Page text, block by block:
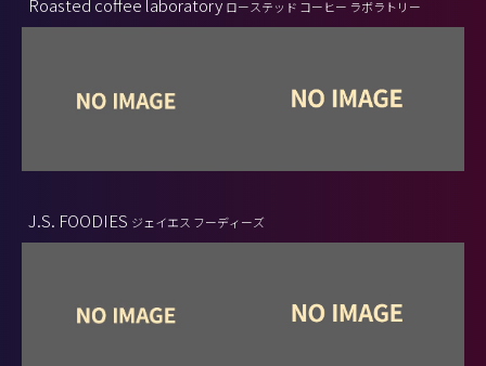
Roasted coffee laboratory ローステッド コーヒー ラボラトリー
J.S. FOODIES ジェイエス フーディーズ